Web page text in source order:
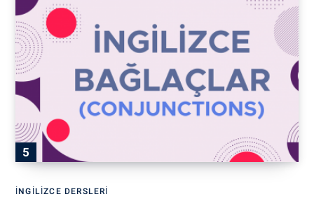
İNGILIZCE DERSLERI